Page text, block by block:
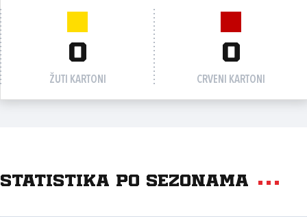
0
ŽUTI KARTONI
0
CRVENI KARTONI
Statistika po sezonama